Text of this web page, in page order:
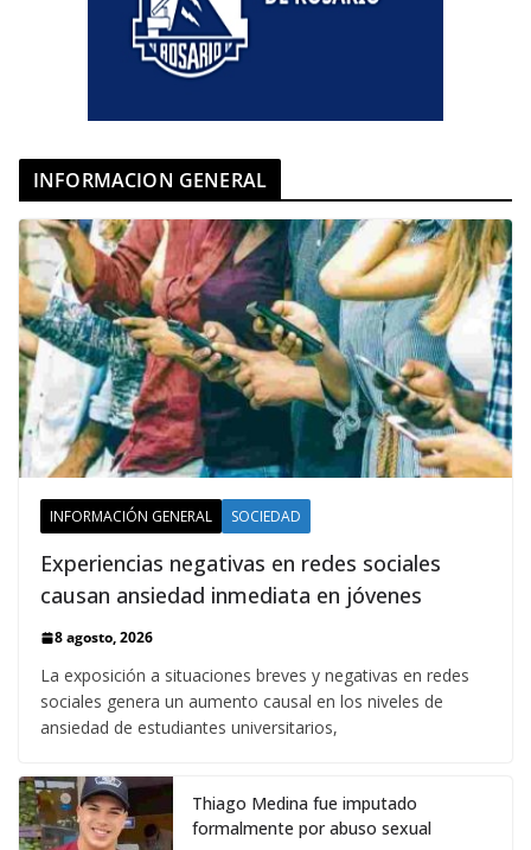
INFORMACION GENERAL
INFORMACIÓN GENERAL SOCIEDAD
Experiencias negativas en redes sociales
causan ansiedad inmediata en jóvenes
8 agosto, 2026
La exposición a situaciones breves y negativas en redes
sociales genera un aumento causal en los niveles de
ansiedad de estudiantes universitarios,
Thiago Medina fue imputado
formalmente por abuso sexual